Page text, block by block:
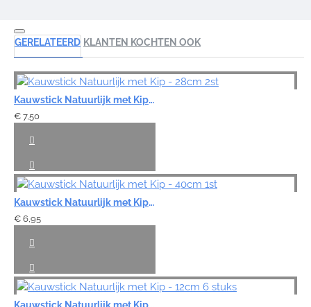
GERELATEERD KLANTEN KOCHTEN OOK
Kauwstick Natuurlijk met Kip - 28cm 2st
€ 7,50
Kauwstick Natuurlijk met Kip - 40cm 1st
€ 6,95